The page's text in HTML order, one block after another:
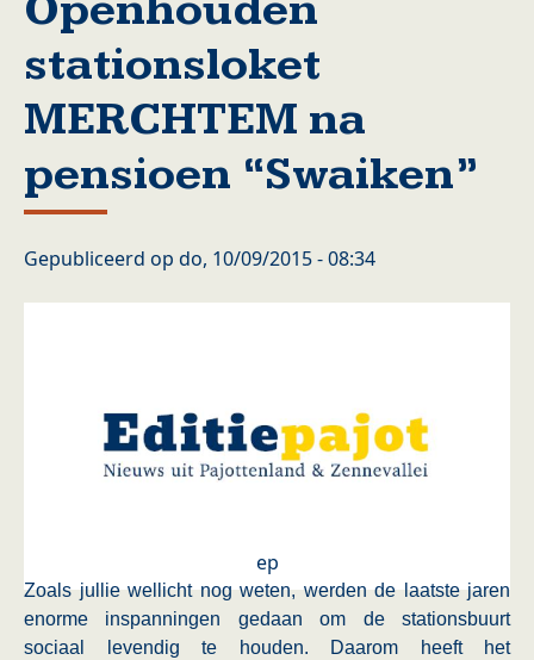
stationsloket
MERCHTEM na
pensioen “Swaiken”
Gepubliceerd op do, 10/09/2015 - 08:34
ep
Zoals jullie wellicht nog weten, werden de laatste jaren
enorme inspanningen gedaan om de stationsbuurt
sociaal levendig te houden. Daarom heeft het